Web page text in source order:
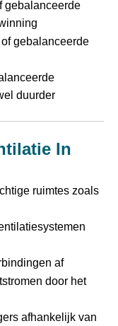
gebalanceerde
gebalanceerde
duurder
In
ruimtes zoals
af
door het
afhankelijk van